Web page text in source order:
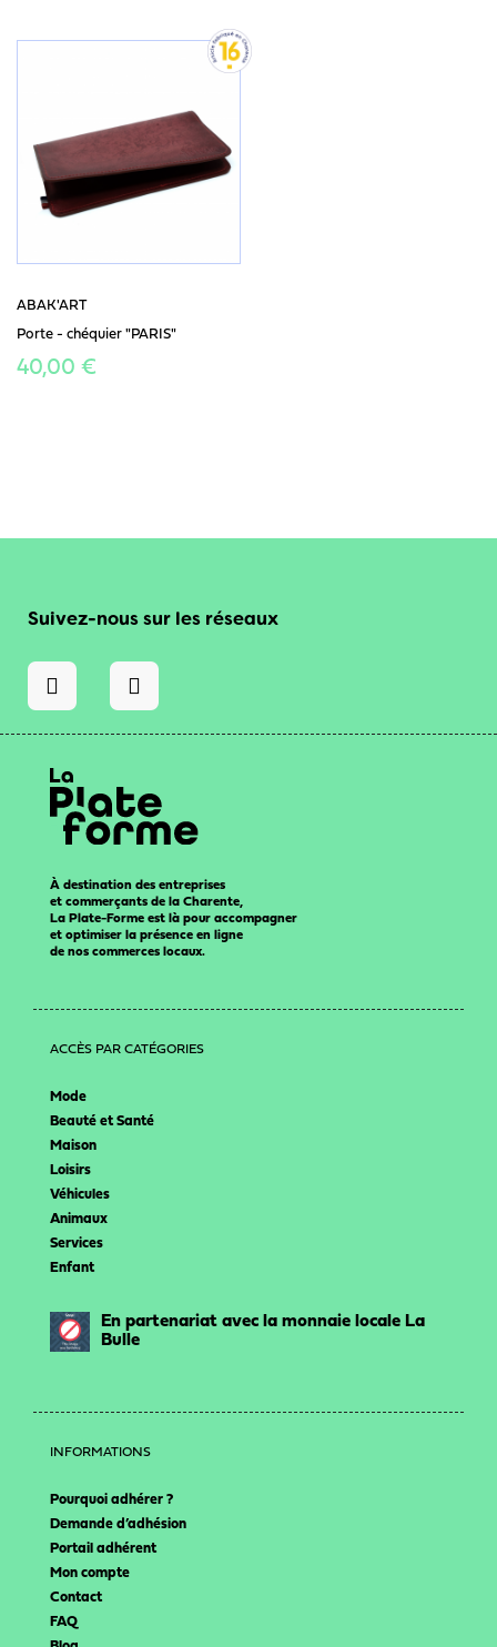
ABAK'ART
Porte - chéquier "PARIS"
40,00 €
Suivez-nous sur les réseaux
À destination des entreprises
et commerçants de la Charente,
La Plate-Forme est là pour accompagner
et optimiser la présence en ligne
de nos commerces locaux.
ACCÈS PAR CATÉGORIES
Mode
Beauté et Santé
Maison
Loisirs
Véhicules
Animaux
Services
Enfant
En partenariat avec la monnaie locale La
Bulle
INFORMATIONS
Pourquoi adhérer ?
Demande d’adhésion
Portail adhérent
Mon compte
Contact
FAQ